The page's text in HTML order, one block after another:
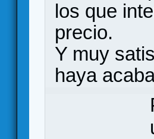
los que
precio.
Y muy
haya